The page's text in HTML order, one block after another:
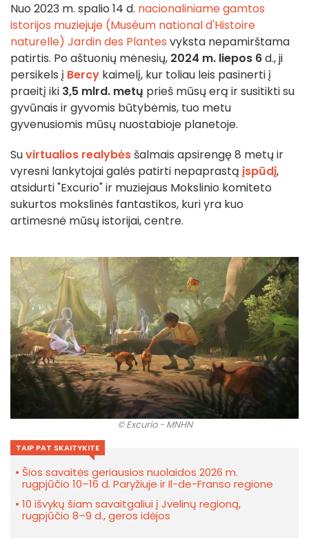
Nuo 2023 m. spalio 14 d. nacionaliniame gamtos
istorijos muziejuje (Muséum national d'Histoire
naturelle) Jardin des Plantes vyksta nepamirštama
patirtis. Po aštuonių mėnesių, 2024 m. liepos 6d., ji
persikels į Bercy kaimelį, kur toliau leis pasinerti į
praeitį iki 3,5 mlrd. metų prieš mūsų erą ir susitikti su
gyvūnais ir gyvomis būtybėmis, tuo metu
gyvenusiomis mūsų nuostabioje planetoje.
Suvirtualios realybės šalmais apsirengę 8 metų ir
vyresni lankytojai galės patirti nepaprastą įspūdį,
atsidurti "Excurio" ir muziejaus Mokslinio komiteto
sukurtos mokslinės fantastikos, kuri yra kuo
artimesnė mūsų istorijai, centre.
© Excurio - MNHN
TAIP PAT SKAITYKITE
Šios savaitės geriausios nuolaidos 2026 m.
rugpjūčio 10–16 d. Paryžiuje ir Il-de-Franso regione
10 išvykų šiam savaitgaliui į Jvelinų regioną,
rugpjūčio 8–9 d., geros idėjos